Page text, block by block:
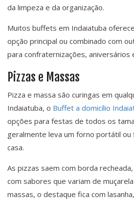
da limpeza e da organização.
Muitos buffets em Indaiatuba
opção principal ou combinado com
para confraternizações, aniversários
Pizzas e Massas
Pizza e massa são curingas em
Indaiatuba, o Buffet a domicílio
opções para festas de todos os
geralmente leva um forno portátil ou
casa.
As pizzas saem com borda
com sabores que variam de
massas, o destaque fica com